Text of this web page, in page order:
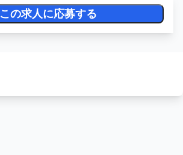
この求人に応募する